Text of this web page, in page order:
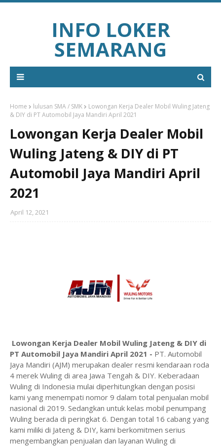
INFO LOKER
SEMARANG
Home lulusan SMA / SMK
Lowongan Kerja Dealer Mobil Wuling Jateng
& DIY di PT Automobil Jaya Mandiri April 2021
Lowongan Kerja Dealer Mobil
Wuling Jateng & DIY di PT
Automobil Jaya Mandiri April
2021
April 12, 2021
Lowongan Kerja Dealer Mobil Wuling Jateng & DIY di
PT Automobil Jaya Mandiri April 2021 - PT. Automobil
Jaya Mandiri (AJM) merupakan dealer resmi kendaraan roda
4 merek Wuling di area Jawa Tengah & DIY. Keberadaan
Wuling di Indonesia mulai diperhitungkan dengan posisi
kami yang menempati nomor 9 dalam total penjualan mobil
nasional di 2019. Sedangkan untuk kelas mobil penumpang
Wuling berada di peringkat 6. Dengan total 16 cabang yang
kami miliki di Jateng & DIY, kami berkomitmen serius
mengembangkan penjualan dan layanan Wuling di